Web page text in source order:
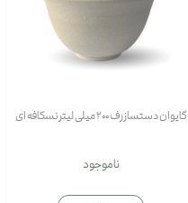
گایوان دستساز رَف 200 میلی لیتر نسکافه ای
ناموجود